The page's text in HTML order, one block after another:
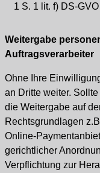
1 S. 1 lit. f) DS-
Weitergabe
Auftragsverarbeiter
Ohne Ihre
an Dritte weiter.
die Weitergabe auf
Rechtsgrundlagen
Online-
gerichtlicher
Verpflichtung zur